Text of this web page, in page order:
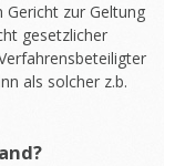
Gericht zur Geltung
gesetzlicher
als solcher z.b.